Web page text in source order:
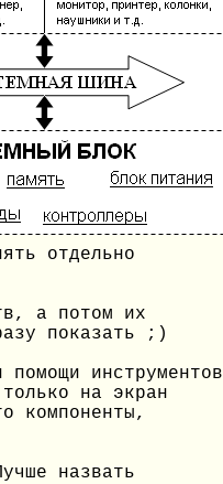
отдельно
а потом их
показать ;)
инструментов
на экран
компоненты,
назвать